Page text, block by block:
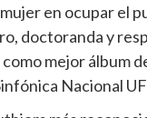
en ocupar el
doctoranda y
mejor álbum
Nacional